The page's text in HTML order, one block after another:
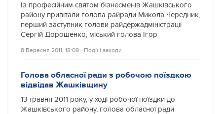
Із професійним святом бізнесменів Жашківського
району привітали голова райради Микола Чередник,
перший заступник голови райдержадміністрації
Сергій Дорошенко, міський голова Ігор
8 Вересня 2011, 18:09 ‐ Події і заходи
Голова обласної ради з робочою поїздкою
відвідав Жашківщину
13 травня 2011 року, у ході робочої поїздки до
Жашківського району, голова обласної ради